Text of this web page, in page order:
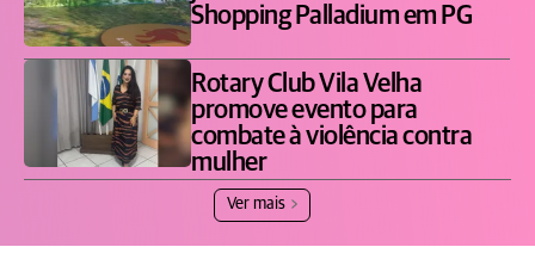
Shopping Palladium em PG
Rotary Club Vila Velha
promove evento para
combate à violência contra
mulher
Ver mais